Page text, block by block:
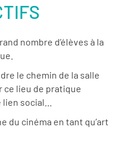
nombre d’élèves à la
le chemin de la salle
ce lieu de pratique
social…
du cinéma en tant qu’art